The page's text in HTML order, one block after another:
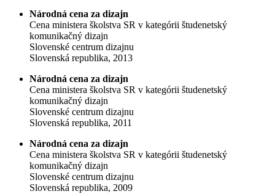
Národná cena za dizajn
Cena ministera školstva SR v kategórii študenetský
komunikačný dizajn
Slovenské centrum dizajnu
Slovenská republika, 2013
Národná cena za dizajn
Cena ministera školstva SR v kategórii študenetský
komunikačný dizajn
Slovenské centrum dizajnu
Slovenská republika, 2011
Národná cena za dizajn
Cena ministera školstva SR v kategórii študenetský
komunikačný dizajn
Slovenské centrum dizajnu
Slovenská republika, 2009